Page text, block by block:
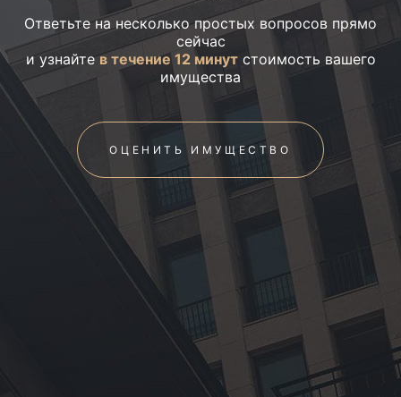
Ответьте на несколько простых вопросов прямо
сейчас
и узнайтев течение 12 минутстоимость вашего
имущества
ОЦЕНИТЬ ИМУЩЕСТВО